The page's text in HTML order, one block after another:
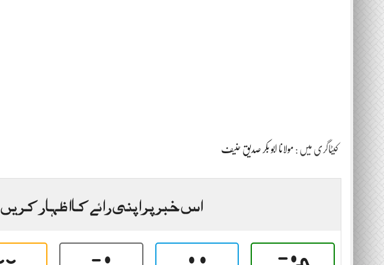
کیٹاگری میں : مولانا ابو بکر صدیق حنیف
اس خبر پر اپنی رائے کا اظہار کریں